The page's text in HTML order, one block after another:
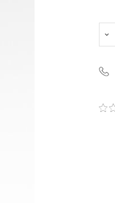
Ul. Sienkiewicza 73 lok. 7,